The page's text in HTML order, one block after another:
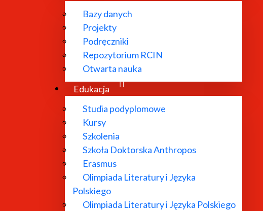
Bazy danych
Projekty
Podręczniki
Repozytorium RCIN
Otwarta nauka
Edukacja
Studia podyplomowe
Kursy
Szkolenia
Szkoła Doktorska Anthropos
Erasmus
Olimpiada Literatury i Języka
Polskiego
Olimpiada Literatury i Języka Polskiego
i aktualizacji dnia:2026-03-19
Żaneta Kucharska.
strony lub jej elementu,
strony lub jej elementu,
w innej alternatywnej formie.